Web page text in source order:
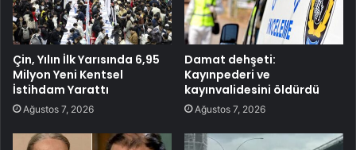
Çin, Yılın İlk Yarısında 6,95
Milyon Yeni Kentsel
İstihdam Yarattı
Ağustos 7, 2026
Damat dehşeti:
Kayınpederi ve
kayınvalidesini öldürdü
Ağustos 7, 2026